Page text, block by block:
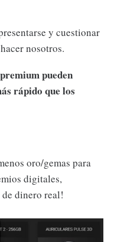
y cuestionar
nosotros.
pueden
rápido que los
oro/gemas para
digitales,
dinero real!